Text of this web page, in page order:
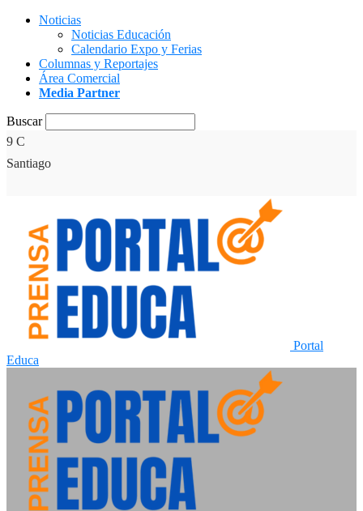
Noticias
Noticias Educación
Calendario Expo y Ferias
Columnas y Reportajes
Área Comercial
Media Partner
Buscar
9 C
Santiago
Portal
Educa